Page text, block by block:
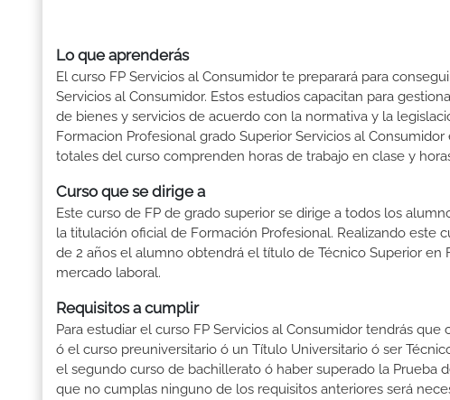
Lo que aprenderás
El curso FP Servicios al Consumidor te preparará para
Servicios al Consumidor. Estos estudios capacitan para
de bienes y servicios de acuerdo con la normativa y la
Formacion Profesional grado Superior Servicios al
totales del curso comprenden horas de trabajo en clase y
Curso que se dirige a
Este curso de FP de grado superior se dirige a todos los
la titulación oficial de Formación Profesional. Realizando
de 2 años el alumno obtendrá el título de Técnico Superior
mercado laboral.
Requisitos a cumplir
Para estudiar el curso FP Servicios al Consumidor tendrás
ó el curso preuniversitario ó un Título Universitario ó ser
el segundo curso de bachillerato ó haber superado la Prueba
que no cumplas ninguno de los requisitos anteriores será